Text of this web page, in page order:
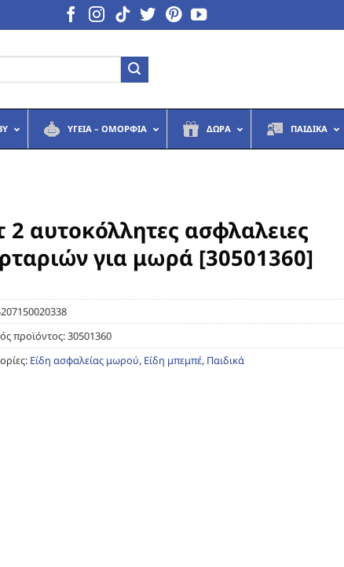
ΥΓΕΙΆ – ΟΜΟΡΦΙΆ ΔΏΡΑ ΠΑΙΔΙΚΆ
2 αυτοκόλλητες ασφλαλειες
για μωρά [30501360]
προϊόντος:30501360
Είδη ασφαλείας μωρού, Είδη μπεμπέ, Παιδικά